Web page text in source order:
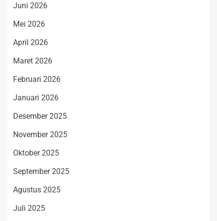
Juni 2026
Mei 2026
April 2026
Maret 2026
Februari 2026
Januari 2026
Desember 2025
November 2025
Oktober 2025
September 2025
Agustus 2025
Juli 2025